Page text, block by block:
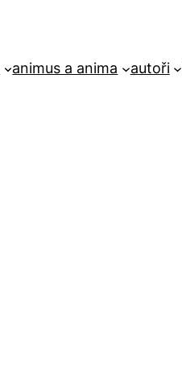
animus a anima autoři